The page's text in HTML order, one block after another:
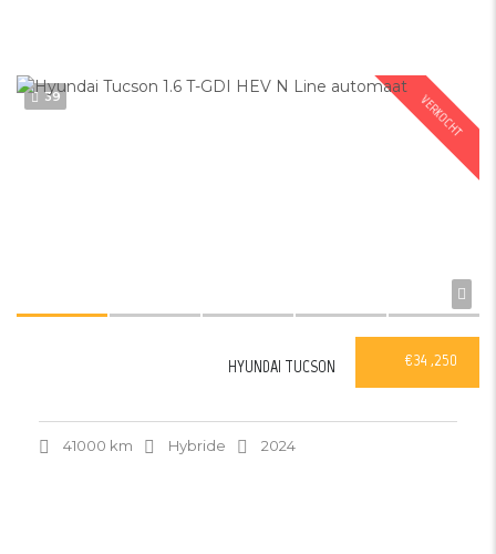
VERKOCHT
39
€34 ,250
HYUNDAI TUCSON
41000 km Hybride 2024